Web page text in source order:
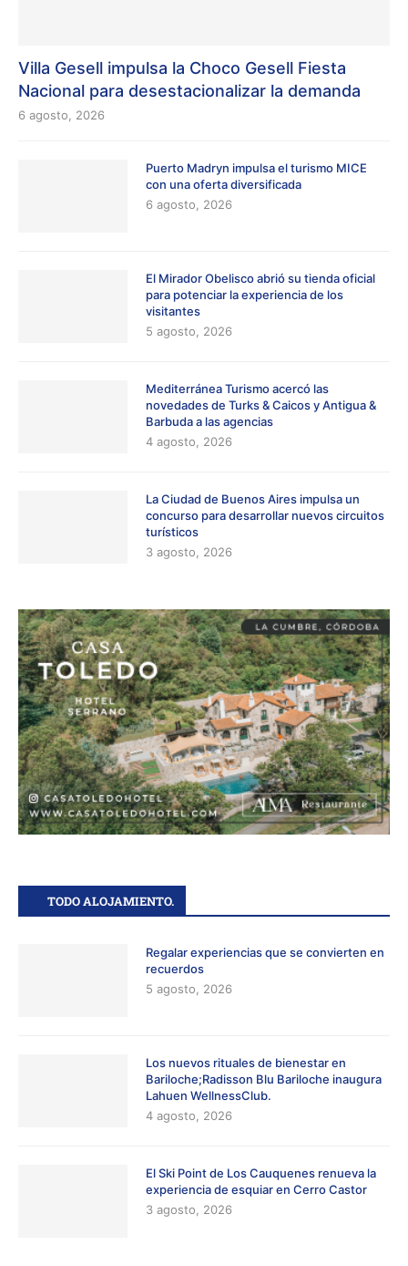
Villa Gesell impulsa la Choco Gesell Fiesta
Nacional para desestacionalizar la demanda
6 agosto, 2026
Puerto Madryn impulsa el turismo MICE
con una oferta diversificada
6 agosto, 2026
El Mirador Obelisco abrió su tienda oficial
para potenciar la experiencia de los
visitantes
5 agosto, 2026
Mediterránea Turismo acercó las
novedades de Turks & Caicos y Antigua &
Barbuda a las agencias
4 agosto, 2026
La Ciudad de Buenos Aires impulsa un
concurso para desarrollar nuevos circuitos
turísticos
3 agosto, 2026
TODO ALOJAMIENTO.
Regalar experiencias que se convierten en
recuerdos
5 agosto, 2026
Los nuevos rituales de bienestar en
Bariloche;Radisson Blu Bariloche inaugura
Lahuen WellnessClub.
4 agosto, 2026
El Ski Point de Los Cauquenes renueva la
experiencia de esquiar en Cerro Castor
3 agosto, 2026